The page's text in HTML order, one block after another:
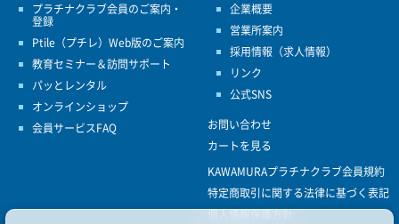
プラチナクラブ会員のご案内・
登録
Ptile（プチレ）Web版のご案内
教育セミナー＆訪問サポート
パッとレンタル
オンラインショップ
会員サービスFAQ
企業概要
営業所案内
採用情報（求人情報）
リンク
公式SNS
お問い合わせ
カートを見る
KAWAMURAプラチナクラブ会員規約
特定商取引に関する法律に基づく表記
個人情報保護方針